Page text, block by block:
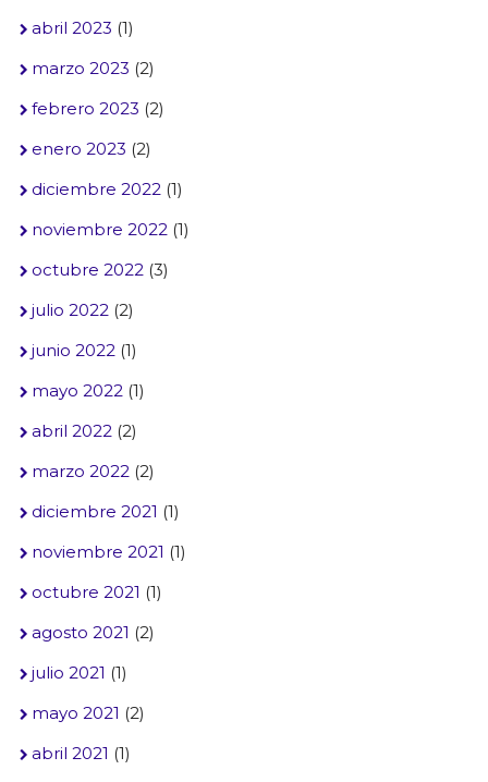
abril 2023 (1)
marzo 2023 (2)
febrero 2023 (2)
enero 2023 (2)
diciembre 2022(1)
noviembre 2022(1)
octubre 2022(3)
julio 2022(2)
junio 2022(1)
mayo 2022(1)
abril 2022(2)
marzo 2022(2)
diciembre 2021 (1)
noviembre 2021 (1)
octubre 2021 (1)
agosto 2021 (2)
julio 2021 (1)
mayo 2021 (2)
abril 2021 (1)